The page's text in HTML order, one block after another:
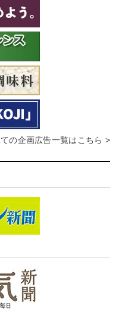
の企画広告一覧はこちら >